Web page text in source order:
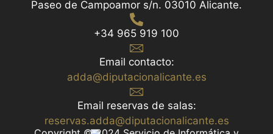
Paseo de Campoamor s/n. 03010 Alicante.
+34 965 919 100
Email contacto:
adda@diputacionalicante.es
Email reservas de salas:
reservas.adda@diputacionalicante.es